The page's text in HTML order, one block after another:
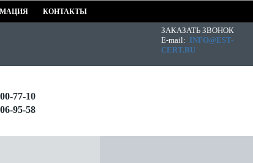
КОНТАКТЫ
ЗАКАЗАТЬ ЗВОНОК
E-mail: INFO@EST-
CERT.RU
77-10
95-58